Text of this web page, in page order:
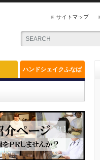
サイトマップ
ハンドシェイクふなば